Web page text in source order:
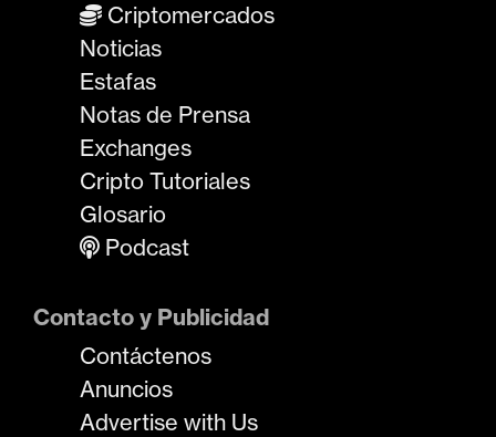
Criptomercados
Noticias
Estafas
Notas de Prensa
Exchanges
Cripto Tutoriales
Glosario
Podcast
Contacto y Publicidad
Contáctenos
Anuncios
Advertise with Us